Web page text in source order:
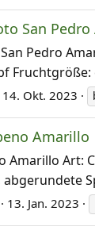
San
Pedro
Fruchtgröße:
14. Okt. 2023
Amarillo
Amarillo
13. Jan. 2023